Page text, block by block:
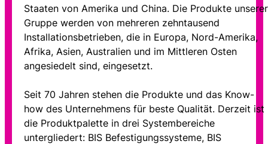
Staaten von Amerika und China. Die Produkte unserer
Gruppe werden von mehreren zehntausend
Installationsbetrieben, die in Europa, Nord-Amerika,
Afrika, Asien, Australien und im Mittleren Osten
angesiedelt sind, eingesetzt.
Seit 70 Jahren stehen die Produkte und das Know-
how des Unternehmens für beste Qualität. Derzeit ist
die Produktpalette in drei Systembereiche
untergliedert: BIS Befestigungssysteme, BIS